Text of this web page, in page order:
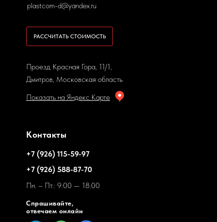
plastcom-d@yandex.ru
Пн. – Пт.: 9:00 — 18:00
Показать на Яндекс.Карте
Проезд Красная Гора, 11/1,
Дмитров, Московская область
+7 (926) 115-59-97
+7 (926) 588-87-70
РАССЧИТАТЬ СТОИМОСТЬ
Спрашивайте,
отвечаем онлайн
Контакты